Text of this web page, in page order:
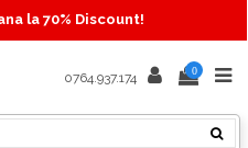
la 70% Discount!
0764.937.174 0